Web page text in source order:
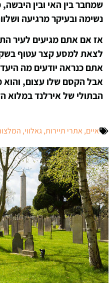
שמחבר בין האי ובין
נשימה ובעיקר מרגיעה
אז אם אתם מגיעים לעיר
לצאת למסע קצר עטוף
אתם כנראה יודעים מה
אבל הקסם שלו עצום, והוא
הבתולי של אירלנד במלוא
איים, אתרי תיירות,גאלווי,